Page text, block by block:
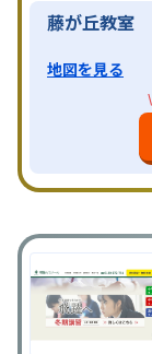
藤が丘教室
地図を見る